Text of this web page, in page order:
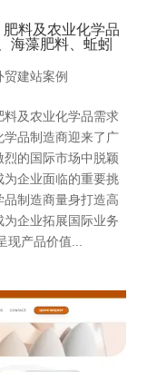
料及农业化学品
海藻肥料、蚯蚓
贸建站案例
及农业化学品需求
学品制造商迎来了广
的国际市场中脱颖
企业面临的重要挑
制造商量身打造高
企业拓展国际业务
产品价值...